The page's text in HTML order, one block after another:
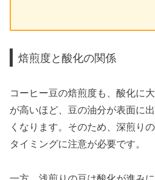
焙煎度と酸化の関係
コーヒー豆の焙煎度も、酸化に
が高いほど、豆の油分が表面に
くなります。そのため、深煎り
タイミングに注意が必要です。